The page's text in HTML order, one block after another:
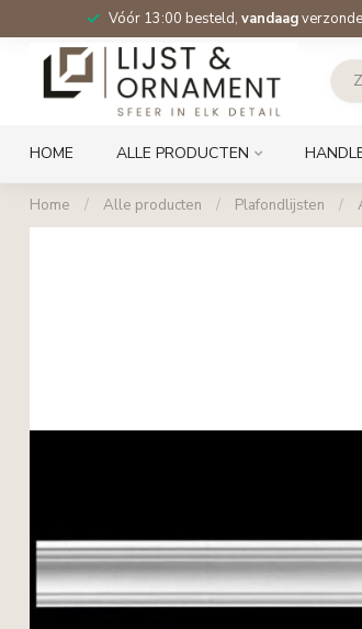
Vóór 13:00 besteld, vandaag
HOME ALLE PRODUCTEN
Home / Alle producten / Plafondlijsten /